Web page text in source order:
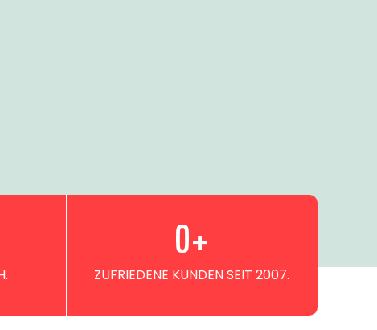
ZUFRIEDENE KUNDEN SEIT 2007.
0+